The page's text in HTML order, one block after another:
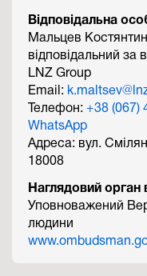
Відповідальна
Мальцев Костянтин
відповідальний за
LNZ Group
Email:
Телефон: +38 (067)
WhatsApp
Адреса: вул.
18008
Наглядовий орган
Уповноважений
людини